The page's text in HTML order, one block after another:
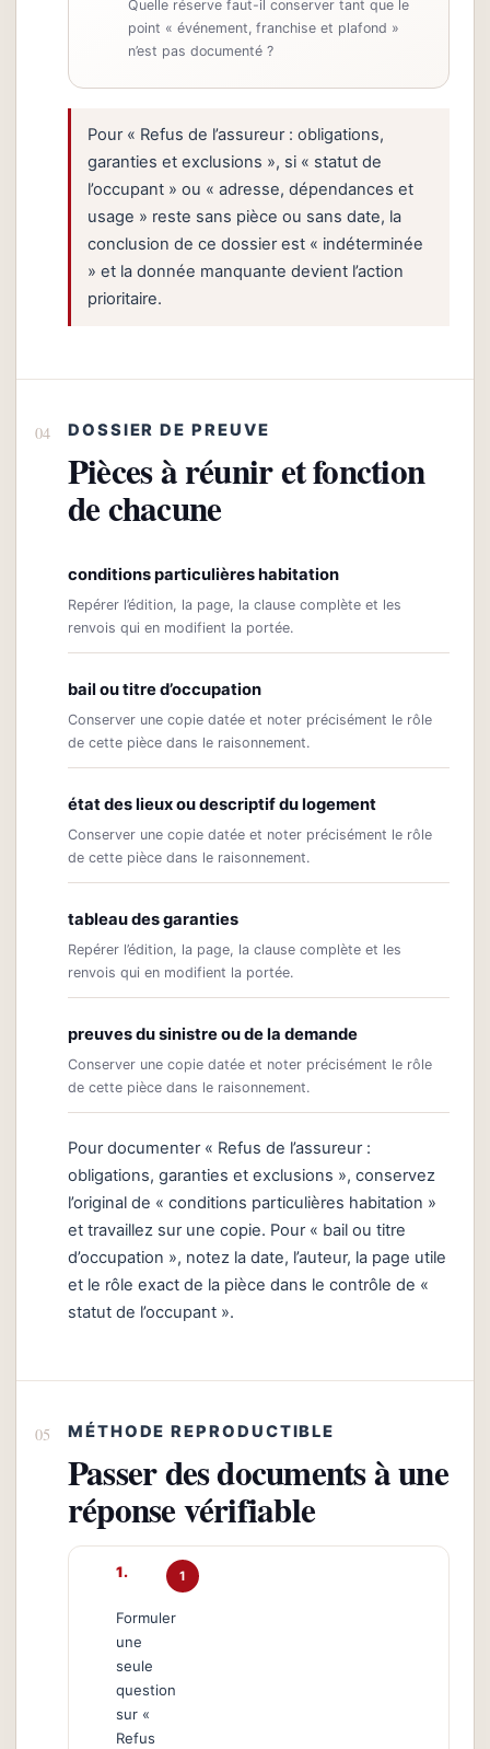
Quelle réserve faut-il conserver tant que le
point « événement, franchise et plafond »
n’est pas documenté ?
Pour « Refus de l’assureur : obligations,
garanties et exclusions », si « statut de
l’occupant » ou « adresse, dépendances et
usage » reste sans pièce ou sans date, la
conclusion de ce dossier est « indéterminée
» et la donnée manquante devient l’action
prioritaire.
DOSSIER DE PREUVE
Pièces à réunir et fonction
de chacune
conditions particulières habitation
Repérer l’édition, la page, la clause complète et les
renvois qui en modifient la portée.
bail ou titre d’occupation
Conserver une copie datée et noter précisément le rôle
de cette pièce dans le raisonnement.
état des lieux ou descriptif du logement
Conserver une copie datée et noter précisément le rôle
de cette pièce dans le raisonnement.
tableau des garanties
Repérer l’édition, la page, la clause complète et les
renvois qui en modifient la portée.
preuves du sinistre ou de la demande
Conserver une copie datée et noter précisément le rôle
de cette pièce dans le raisonnement.
Pour documenter « Refus de l’assureur :
obligations, garanties et exclusions », conservez
l’original de « conditions particulières habitation »
et travaillez sur une copie. Pour « bail ou titre
d’occupation », notez la date, l’auteur, la page utile
et le rôle exact de la pièce dans le contrôle de «
statut de l’occupant ».
MÉTHODE REPRODUCTIBLE
Passer des documents à une
réponse vérifiable
1
Formuler
une
seule
question
sur «
Refus